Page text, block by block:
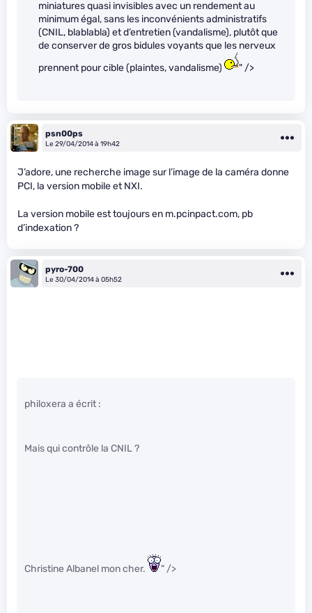
miniatures quasi invisibles avec un rendement au
minimum égal, sans les inconvénients administratifs
(CNIL, blablabla) et d’entretien (vandalisme), plutôt que
de conserver de gros bidules voyants que les nerveux
prennent pour cible (plaintes, vandalisme)
" />
psn00ps
Le 29/04/2014 à 19h42
J’adore, une recherche image sur l’image de la caméra donne
PCI, la version mobile et NXI.
La version mobile est toujours en m.pcinpact.com, pb
d’indexation ?
pyro-700
Le 30/04/2014 à 05h52
philoxera a écrit :
Mais qui contrôle la CNIL ?
Christine Albanel mon cher. " />